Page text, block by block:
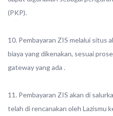
(PKP).
10. Pembayaran ZIS melalui situs
biaya yang dikenakan, sesuai
gateway yang ada .
11. Pembayaran ZIS akan di
telah di rencanakan oleh Lazismu